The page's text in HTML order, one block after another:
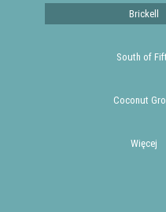
Brickell
South of
Coconut
Więcej